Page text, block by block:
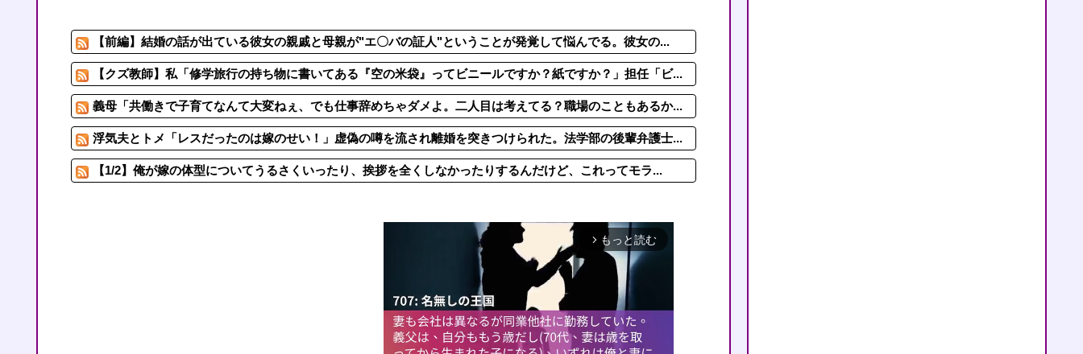
のび太：181人 ナルト：347人
夫のコレクション捨てたりご飯作らなかったりしても怒らなかった夫。だから「...
浮気夫とトメ「レスだったのは嫁のせい！」虚偽の噂を流され離婚を突きつけら...
【悲報】令和の男性が思う"普通の女性"がこれらしいWWWWWWWWWWW...
【クズ教師】私「修学旅行の持ち物に書いてある『空の米袋』ってビニールです...
1、2年生の間で欠席者が多数出ているのに閉鎖しなかったせいで私立高一般入...
【前編】結婚の話が出ている彼女の親戚と母親が"エ〇バの証人"ということが発覚して悩んでる。彼女の...
【クズ教師】私「修学旅行の持ち物に書いてある『空の米袋』ってビニールですか？紙ですか？」担任「ビ...
義母「共働きで子育てなんて大変ねぇ、でも仕事辞めちゃダメよ。二人目は考えてる？職場のこともあるか...
浮気夫とトメ「レスだったのは嫁のせい！」虚偽の噂を流され離婚を突きつけられた。法学部の後輩弁護士...
【1/2】俺が嫁の体型についてうるさくいったり、挨拶を全くしなかったりするんだけど、これってモラ...
arrow_forward_ios もっと読む